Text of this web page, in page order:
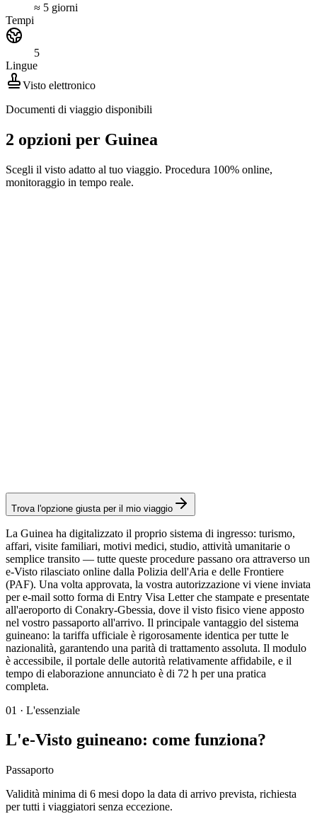
≈ 5 giorni
Tempi
5
Lingue
Visto elettronico
Documenti di viaggio disponibili
2 opzioni per Guinea
Scegli il visto adatto al tuo viaggio. Procedura 100% online,
monitoraggio in tempo reale.
Trova l'opzione giusta per il mio viaggio
La Guinea ha digitalizzato il proprio sistema di ingresso: turismo,
affari, visite familiari, motivi medici, studio, attività umanitarie o
semplice transito — tutte queste procedure passano ora attraverso un
e-Visto rilasciato online dalla Polizia dell'Aria e delle Frontiere
(PAF). Una volta approvata, la vostra autorizzazione vi viene inviata
per e-mail sotto forma di Entry Visa Letter che stampate e presentate
all'aeroporto di Conakry-Gbessia, dove il visto fisico viene apposto
nel vostro passaporto all'arrivo. Il principale vantaggio del sistema
guineano: la tariffa ufficiale è rigorosamente identica per tutte le
nazionalità, garantendo una parità di trattamento assoluta. Il modulo
è accessibile, il portale delle autorità relativamente affidabile, e il
tempo di elaborazione annunciato è di 72 h per una pratica
completa.
01 · L'essenziale
L'e-Visto guineano: come funziona?
Passaporto
Validità minima di 6 mesi dopo la data di arrivo prevista, richiesta
per tutti i viaggiatori senza eccezione.